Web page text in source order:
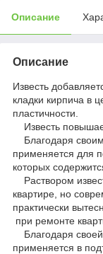
Описание
Описание
Известь
кладки кирпича в
пластичности.
Известь
Благодаря своим
применяется для
которых
Раствором
квартире, но
практически
при ремонте
Благодаря своей
применяется в